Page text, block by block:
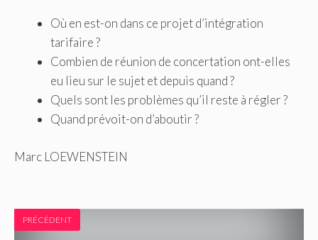
Où en est-on dans ce projet d’intégration
tarifaire ?
Combien de réunion de concertation ont-elles
eu lieu sur le sujet et depuis quand ?
Quels sont les problèmes qu’il reste à régler ?
Quand prévoit-on d’aboutir ?
Marc LOEWENSTEIN
PRÉCÉDENT